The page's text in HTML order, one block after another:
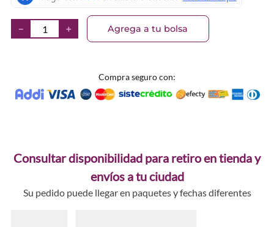
＋
－ Agrega a tu bolsa
Compra seguro con:
Consultar disponibilidad para retiro en tienda y
envíos a tu ciudad
Su pedido puede llegar en paquetes y fechas diferentes